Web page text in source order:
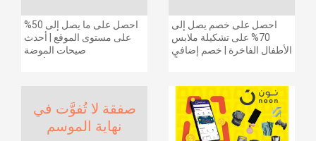
احصل على ما يصل إلى 50%
على مستوى الموقع | أحدث
صيحات الموضة
احصل على خصم يصل إلى
70% على تشكيلة ملابس
الأطفال الفاخرة | خصم إضافي
صفقة لا تُفوَّت في
نهاية الموسم